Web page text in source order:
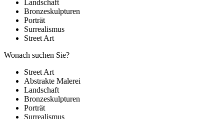
Landschaft
Bronzeskulpturen
Porträt
Surrealismus
Street Art
Wonach suchen Sie?
Street Art
Abstrakte Malerei
Landschaft
Bronzeskulpturen
Porträt
Surrealismus